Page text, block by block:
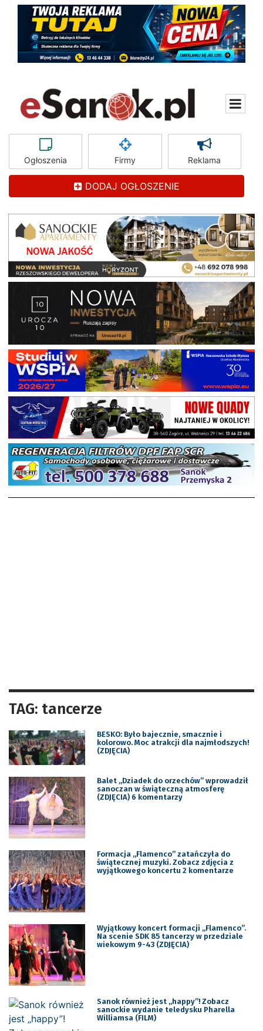
Ogłoszenia Firmy Reklama
DODAJ OGŁOSZENIE
TAG: tancerze
BESKO: Było bajecznie, smacznie i
kolorowo. Moc atrakcji dla najmłodszych!
(ZDJĘCIA)
Balet „Dziadek do orzechów” wprowadził
sanoczan w świąteczną atmosferę
(ZDJĘCIA) 6 komentarzy
Formacja „Flamenco” zatańczyła do
świątecznej muzyki. Zobacz zdjęcia z
wyjątkowego koncertu 2 komentarze
Wyjątkowy koncert formacji „Flamenco”.
Na scenie SDK 85 tancerzy w przedziale
wiekowym 9-43 (ZDJĘCIA)
Sanok również jest „happy”! Zobacz
sanockie wydanie teledysku Pharella
Williamsa (FILM)